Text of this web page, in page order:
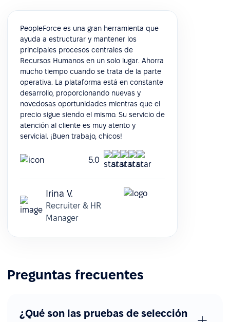
PeopleForce es una gran herramienta que
ayuda a estructurar y mantener los
principales procesos centrales de
Recursos Humanos en un solo lugar. Ahorra
mucho tiempo cuando se trata de la parte
operativa. La plataforma está en constante
desarrollo, proporcionando nuevas y
novedosas oportunidades mientras que el
precio sigue siendo el mismo. Su servicio de
atención al cliente es muy atento y
servicial. ¡Buen trabajo, chicos!
5.0
Irina V.
Recruiter & HR
Manager
Preguntas frecuentes
¿Qué son las pruebas de selección